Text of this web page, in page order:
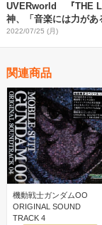
UVERworld 『THE
神、「音楽には力があ
2022/07/25 (月)
関連商品
機動戦士ガンダムOO
ORIGINAL SOUND
TRACK 4